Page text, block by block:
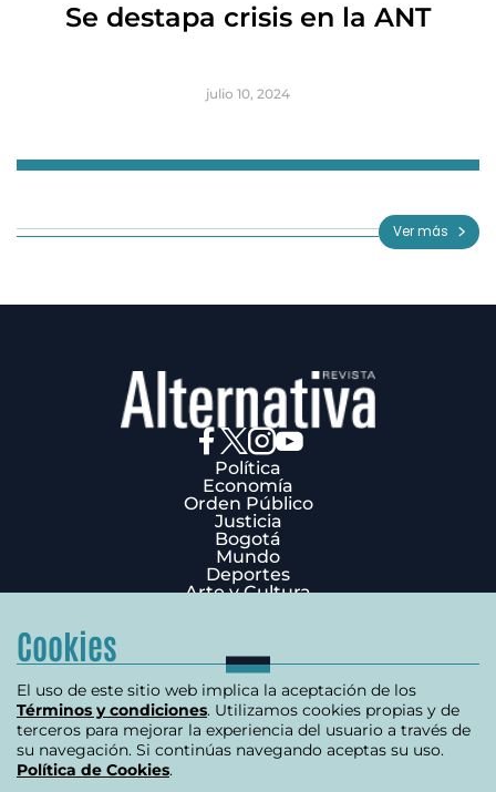
Se destapa crisis en la ANT
julio 10, 2024
3
Ver más
Política
Economía
Orden Público
Justicia
Bogotá
Mundo
Deportes
Arte y Cultura
Términos y condiciones
Política de privacidad
Política de cookies
Contáctenos
Carrera 7 # 75-51 Edificio Terpel Oficina 501
Cookies
El uso de este sitio web implica la aceptación de los
Términos y condiciones. Utilizamos cookies propias y de
terceros para mejorar la experiencia del usuario a través de
su navegación. Si continúas navegando aceptas su uso.
Política de Cookies.